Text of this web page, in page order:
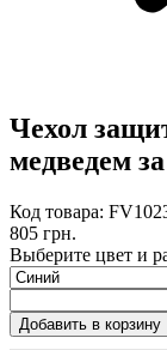
Чехол
медведем
Код товара:
805 грн.
Выберите цвет и